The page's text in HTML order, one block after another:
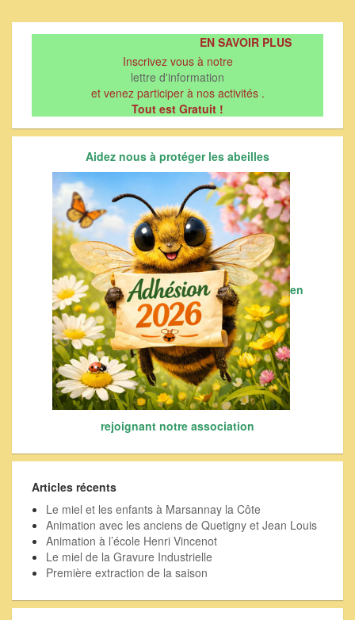
EN SAVOIR PLUS
Inscrivez vous à notre
lettre d'information
et venez participer à nos activités .
Tout est Gratuit !
Aidez nous à protéger les abeilles
en
rejoignant notre association
Articles récents
Le miel et les enfants à Marsannay la Côte
Animation avec les anciens de Quetigny et Jean Louis
Animation à l’école Henri Vincenot
Le miel de la Gravure Industrielle
Première extraction de la saison